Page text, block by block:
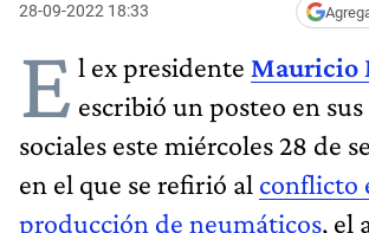
28-09-2022 18:33
E l ex presidente Mauricio
escribió un posteo en sus
sociales este miércoles 28 de
en el que se refirió al conflicto
producción de neumáticos, el